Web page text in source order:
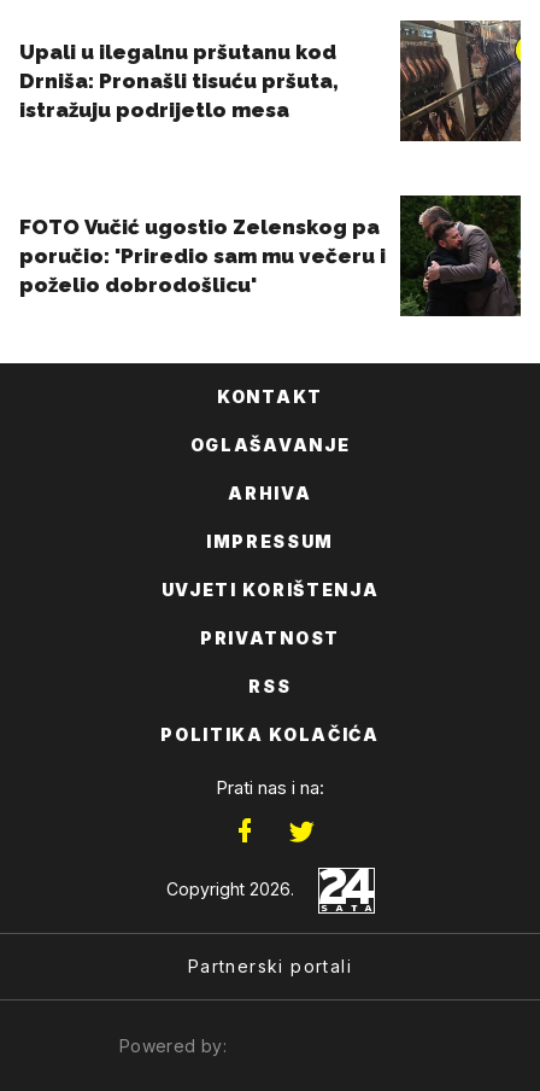
KONTAKT
OGLAŠAVANJE
ARHIVA
IMPRESSUM
UVJETI KORIŠTENJA
PRIVATNOST
RSS
POLITIKA KOLAČIĆA
Prati nas i na:
Copyright 2026.
Partnerski portali
Powered by: